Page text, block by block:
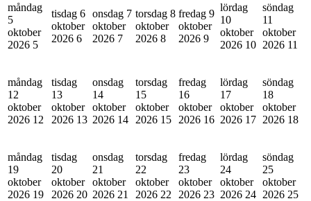
måndag
5
oktober
2026 5
tisdag 6
oktober
2026 6
onsdag 7
oktober
2026 7
torsdag 8
oktober
2026 8
fredag 9
oktober
2026 9
lördag
10
oktober
2026 10
söndag
11
oktober
2026 11
måndag
12
oktober
2026 12
tisdag
13
oktober
2026 13
onsdag
14
oktober
2026 14
torsdag
15
oktober
2026 15
fredag
16
oktober
2026 16
lördag
17
oktober
2026 17
söndag
18
oktober
2026 18
måndag
19
oktober
2026 19
tisdag
20
oktober
2026 20
onsdag
21
oktober
2026 21
torsdag
22
oktober
2026 22
fredag
23
oktober
2026 23
lördag
24
oktober
2026 24
söndag
25
oktober
2026 25